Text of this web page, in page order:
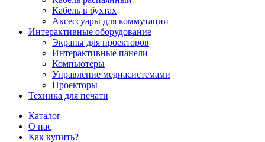
Кабель в бухтах
Аксессуары для коммутации
Интерактивные оборудование
Экраны для проекторов
Интерактивные панели
Компьютеры
Управление медиасистемами
Проекторы
Техника для печати
Каталог
О нас
Как купить?